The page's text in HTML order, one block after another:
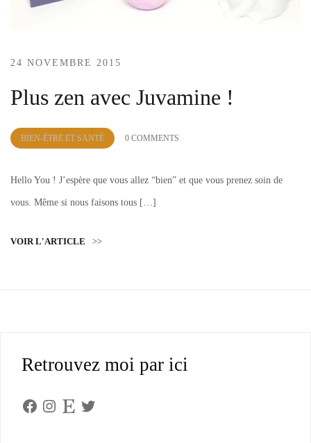
24 NOVEMBRE 2015
Plus zen avec Juvamine !
BIEN-ÊTRE ET SANTÉ
by
0 COMMENTS
Hello You ! J’espère que vous allez “bien” et que vous prenez soin de
vous. Même si nous faisons tous […]
VOIR L'ARTICLE >>
Retrouvez moi par ici
Facebook
Instagram
Etsy Twitter